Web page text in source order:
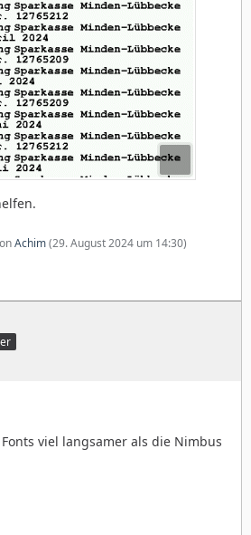
Achim(29. August 2024 um 14:30)
viel langsamer als die Nimbus